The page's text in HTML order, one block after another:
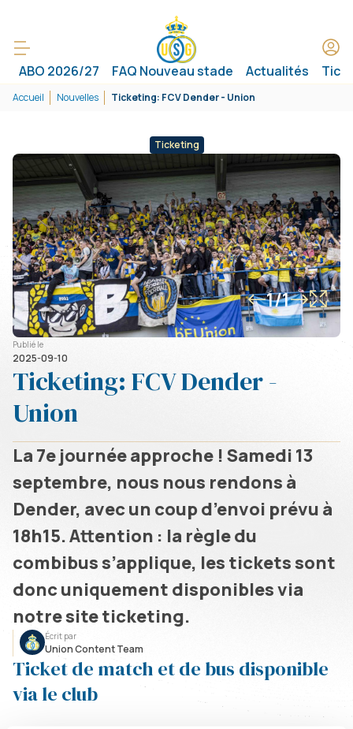
ABO 2026/27 FAQ Nouveau stade Actualités
Accueil Nouvelles Ticketing: FCV Dender - Union
Ticketing
1/1
Publié le
2025-09-10
Ticketing: FCV Dender -
Union
La 7e journée approche ! Samedi 13
septembre, nous nous rendons à
Dender, avec un coup d’envoi prévu à
18h15. Attention : la règle du
combibus s’applique, les tickets sont
donc uniquement disponibles via
notre site ticketing.
Écrit par
Union Content Team
Ticket de match et de bus disponible
via le club